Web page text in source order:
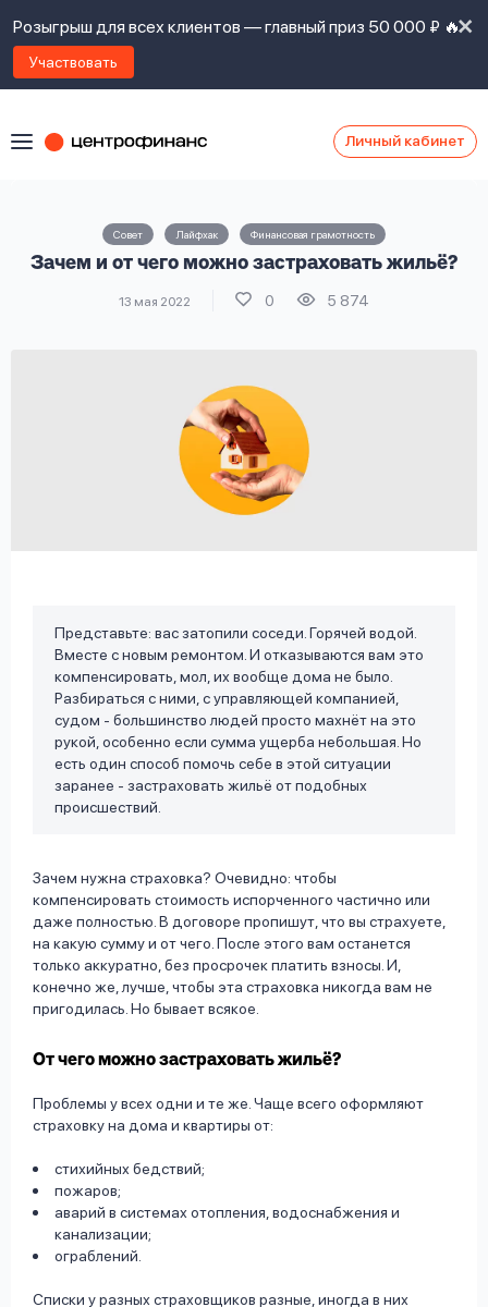
Розыгрыш для всех клиентов — главный приз 50 000 ₽ 🔥
Участвовать
Личный кабинет
Совет Лайфхак Финансовая грамотность
Зачем и от чего можно застраховать жильё?
13 мая 2022 0 5 874
Представьте: вас затопили соседи. Горячей водой.
Вместе с новым ремонтом. И отказываются вам это
компенсировать, мол, их вообще дома не было.
Разбираться с ними, с управляющей компанией,
судом - большинство людей просто махнёт на это
рукой, особенно если сумма ущерба небольшая. Но
есть один способ помочь себе в этой ситуации
заранее - застраховать жильё от подобных
происшествий.
Зачем нужна страховка? Очевидно: чтобы
компенсировать стоимость испорченного частично или
даже полностью. В договоре пропишут, что вы страхуете,
на какую сумму и от чего. После этого вам останется
только аккуратно, без просрочек платить взносы. И,
конечно же, лучше, чтобы эта страховка никогда вам не
пригодилась. Но бывает всякое.
От чего можно застраховать жильё?
Проблемы у всех одни и те же. Чаще всего оформляют
страховку на дома и квартиры от:
стихийных бедствий;
пожаров;
аварий в системах отопления, водоснабжения и
канализации;
ограблений.
Списки у разных страховщиков разные, иногда в них
Оформить заявку
Войти под другим номером
Наши
Ответы
на
вопросы
ознакомлен
с
предоставления